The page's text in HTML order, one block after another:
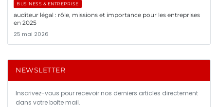
BUSINESS & ENTREPRISE
auditeur légal : rôle, missions et importance pour les entreprises
en 2025
25 mai 2026
NEWSLETTER
Inscrivez-vous pour recevoir nos derniers articles directement
dans votre boîte mail.